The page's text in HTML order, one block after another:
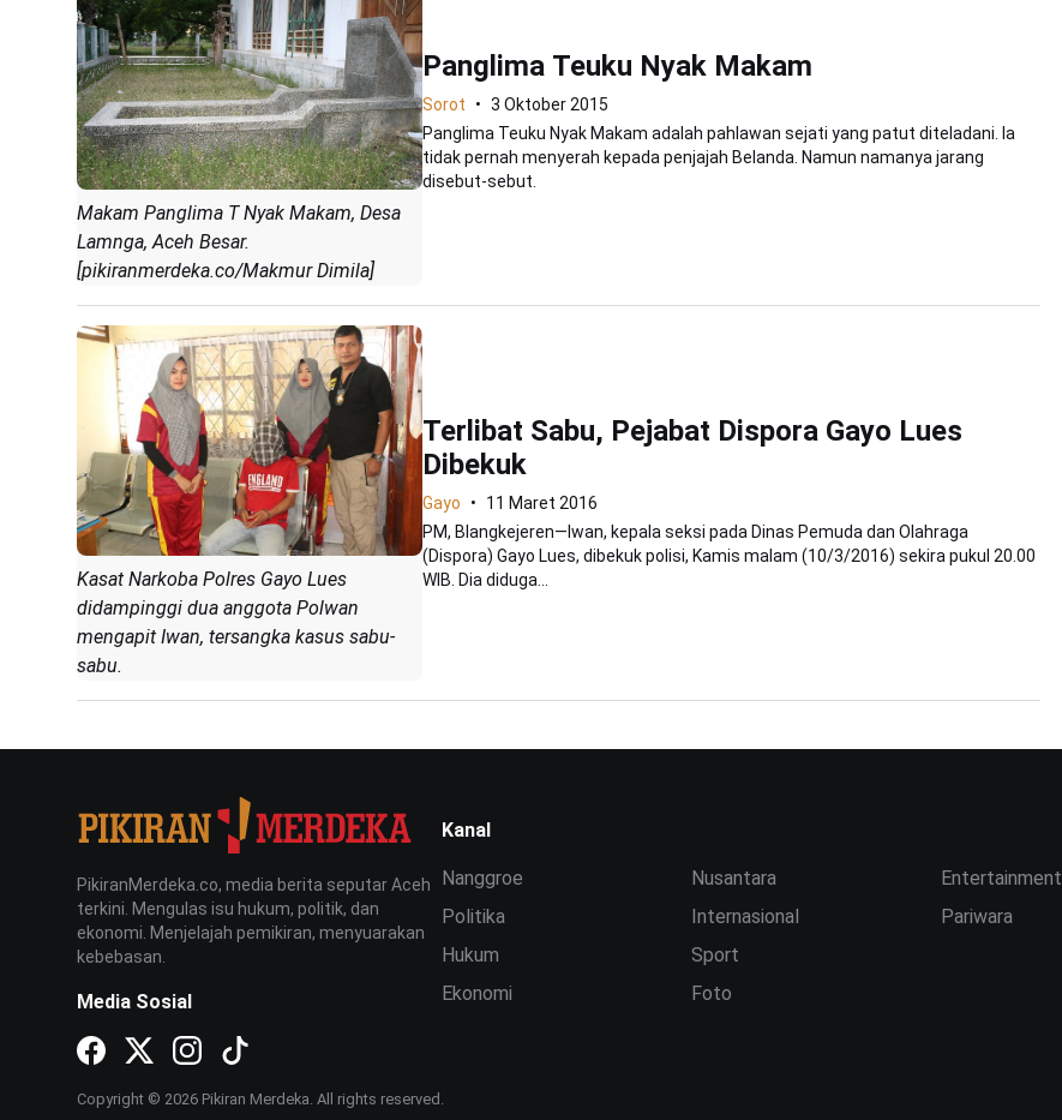
Makam Panglima T Nyak Makam, Desa
Lamnga, Aceh Besar.
[pikiranmerdeka.co/Makmur Dimila]
Panglima Teuku Nyak Makam
Sorot
3 Oktober 2015
Panglima Teuku Nyak Makam adalah pahlawan sejati yang patut diteladani. Ia
tidak pernah menyerah kepada penjajah Belanda. Namun namanya jarang
disebut-sebut.
Kasat Narkoba Polres Gayo Lues
didampinggi dua anggota Polwan
mengapit Iwan, tersangka kasus sabu-
sabu.
Terlibat Sabu, Pejabat Dispora Gayo Lues
Dibekuk
Gayo
11 Maret 2016
PM, Blangkejeren—Iwan, kepala seksi pada Dinas Pemuda dan Olahraga
(Dispora) Gayo Lues, dibekuk polisi, Kamis malam (10/3/2016) sekira pukul 20.00
WIB. Dia diduga...
PikiranMerdeka.co, media berita seputar Aceh
terkini. Mengulas isu hukum, politik, dan
ekonomi. Menjelajah pemikiran, menyuarakan
kebebasan.
Media Sosial
Kanal
Nanggroe
Politika
Hukum
Ekonomi
Nusantara
Internasional
Sport
Foto
Entertainment
Pariwara
Copyright © 2026 Pikiran Merdeka. All rights reserved.